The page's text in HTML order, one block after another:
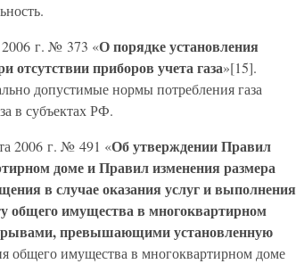
2006 г. № 373 «О порядке установления
отсутствии приборов учета газа»[15].
допустимые нормы потребления газа
в субъектах РФ.
2006 г. № 491 «Об утверждении Правил
доме и Правил изменения размера
в случае оказания услуг и выполнения
общего имущества в многоквартирном
превышающими установленную
общего имущества в многоквартирном доме